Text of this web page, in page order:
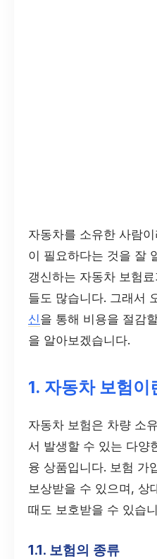
자동차를 소유한 사람
이 필요하다는 것을 잘
갱신하는 자동차 보험
들도 많습니다. 그래서
신을 통해 비용을 절감
을 알아보겠습니다.
1. 자동차 보험
자동차 보험은 차량 소
서 발생할 수 있는 다양
융 상품입니다. 보험 가
보상받을 수 있으며, 상
때도 보호받을 수 있습
1.1. 보험의 종류